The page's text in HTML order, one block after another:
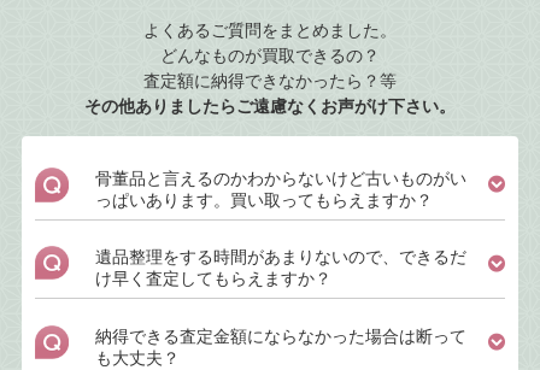
よくあるご質問をまとめました。
どんなものが買取できるの？
査定額に納得できなかったら？等
その他ありましたらご遠慮なくお声がけ下さい。
骨董品と言えるのかわからないけど古いものがい
っぱいあります。買い取ってもらえますか？
遺品整理をする時間があまりないので、できるだ
け早く査定してもらえますか？
納得できる査定金額にならなかった場合は断って
も大丈夫？